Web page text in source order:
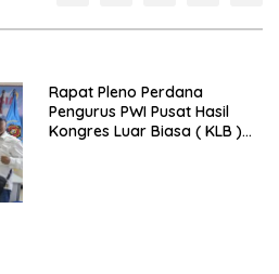
Rapat Pleno Perdana
Pengurus PWI Pusat Hasil
Kongres Luar Biasa ( KLB )